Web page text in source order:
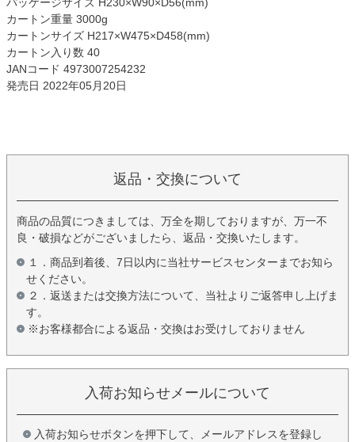
カートン重量 3000g
カートンサイズ H217×W475×D458(mm)
カートン入り数 40
JANコード 4973007254232
発売日 2022年05月20日
返品・交換について
商品の品質につきましては、万全を期しておりますが、万一不
良・破損などがございましたら、返品・交換いたします。
１．商品到着後、7日以内に当社サービスセンターまでお知ら
せください。
２．返送または交換方法について、当社よりご返答申し上げま
す。
※お客様都合による返品・交換はお受けしておりません
入荷お知らせメールについて
入荷お知らせボタンを押下して、メールアドレスを登録し